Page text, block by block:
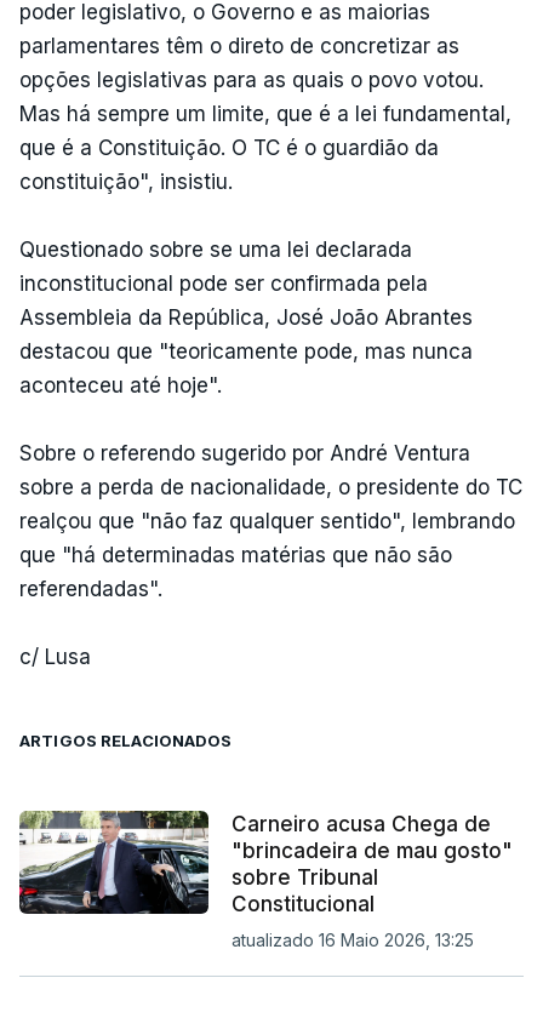
poder legislativo, o Governo e as maiorias
parlamentares têm o direto de concretizar as
opções legislativas para as quais o povo votou.
Mas há sempre um limite, que é a lei fundamental,
que é a Constituição. O TC é o guardião da
constituição", insistiu.
Questionado sobre se uma lei declarada
inconstitucional pode ser confirmada pela
Assembleia da República, José João Abrantes
destacou que "teoricamente pode, mas nunca
aconteceu até hoje".
Sobre o referendo sugerido por André Ventura
sobre a perda de nacionalidade, o presidente do TC
realçou que "não faz qualquer sentido", lembrando
que "há determinadas matérias que não são
referendadas".
c/ Lusa
ARTIGOS RELACIONADOS
Carneiro acusa Chega de
"brincadeira de mau gosto"
sobre Tribunal
Constitucional
atualizado 16 Maio 2026, 13:25